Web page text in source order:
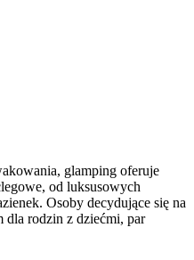
glamping oferuje
od luksusowych
Osoby decydujące się na
dla rodzin z dziećmi, par